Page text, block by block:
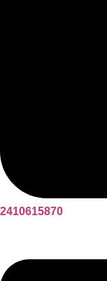
2410615870